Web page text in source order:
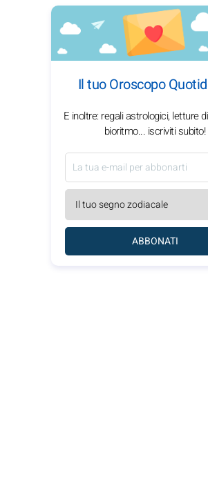
Il tuo Oroscopo
E inoltre: regali astrologici, letture
bioritmo... iscriviti subito!
ABBONATI